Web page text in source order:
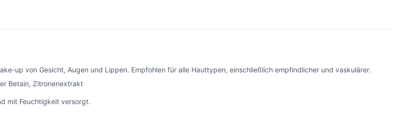
up von Gesicht, Augen und Lippen. Empfohlen für alle Hauttypen, einschließlich empfindlicher und vaskulärer.
Betain, Zitronenextrakt
mit Feuchtigkeit versorgt.